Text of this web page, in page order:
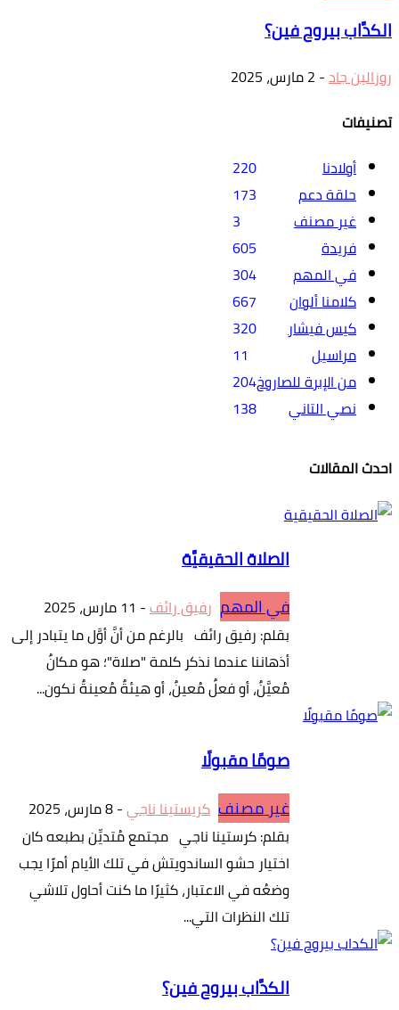
الكدَّاب بيروح فين؟
روزالين جاد- 2 مارس، 2025
تصنيفات
أولادنا
220
حلقة دعم
173
غير مصنف
3
فريدة
605
في المهم
304
كلامنا ألوان
667
كيس فيشار
320
مراسيل
11
من الإبرة للصاروخ204
نصي التاني
138
احدث المقالات
الصلاة الحقيقيَّة
في المهم رفيق رائف- 11 مارس، 2025
بقلم: رفيق رائف بالرغم من أنَّ أوَّل ما يتبادر إلى
أذهاننا عندما نذكر كلمة "صلاة"؛ هو مكانٌ
مُعيَّنٌ، أو فعلٌ مُعينٌ، أو هيئةٌ مُعينةٌ نكون...
صومًا مقبولًا
غير مصنف كريستينا ناجي-8 مارس، 2025
بقلم: كرستينا ناجي مجتمع مُتديِّن بطبعه كان
اختيار حشو الساندويتش في تلك الأيام أمرًا يجب
وضعُه في الاعتبار، كثيرًا ما كنت أحاول تلاشي
تلك النظرات التي...
الكدَّاب بيروح فين؟